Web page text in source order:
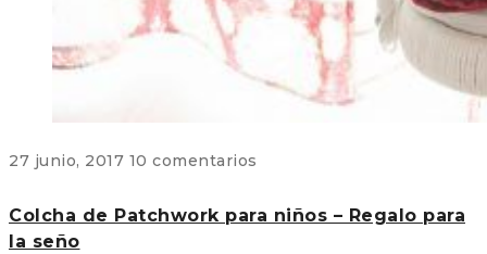
27 junio, 2017 10 comentarios
Colcha de Patchwork para niños – Regalo para
la seño